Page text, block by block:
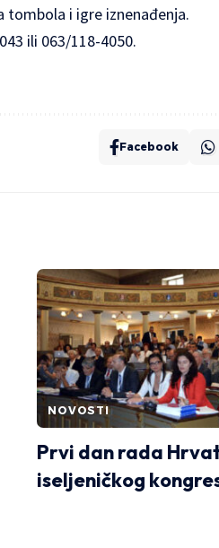
tombola i igre iznenađenja.
ili 063/118-4050.
Facebook
NOVOSTI
Prvi dan rada
iseljeničkog